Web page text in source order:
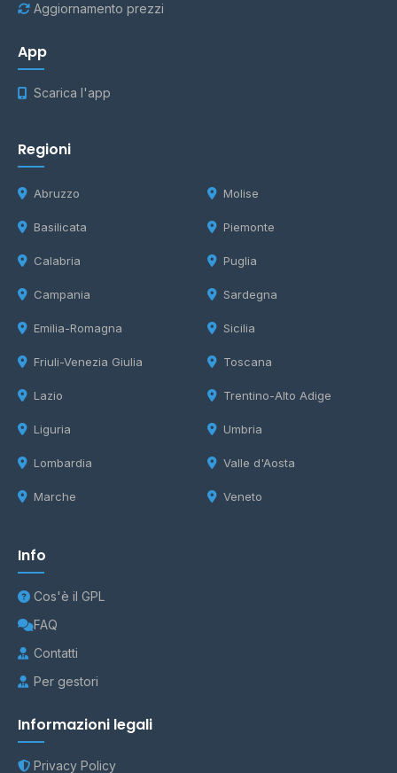
Aggiornamento prezzi
App
Scarica l'app
Regioni
Abruzzo
Basilicata
Calabria
Campania
Emilia-Romagna
Friuli-Venezia Giulia
Lazio
Liguria
Lombardia
Marche
Molise
Piemonte
Puglia
Sardegna
Sicilia
Toscana
Trentino-Alto Adige
Umbria
Valle d'Aosta
Veneto
Info
Cos'è il GPL
FAQ
Contatti
Per gestori
Informazioni legali
Privacy Policy